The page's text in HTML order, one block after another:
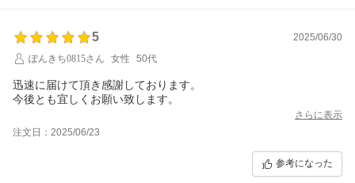
5
2025/06/30
ぽんきち0815さん
女性 50代
迅速に届けて頂き感謝しております。
今後とも宜しくお願い致します。
さらに表示
注文日：2025/06/23
参考になった